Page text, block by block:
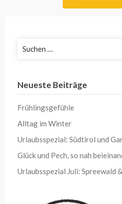
nach:
Neueste Beiträge
Frühlingsgefühle
Alltag im Winter
Urlaubsspezial: Südtirol und
Glück und Pech, so nah
Urlaubsspezial Juli: Spreewald